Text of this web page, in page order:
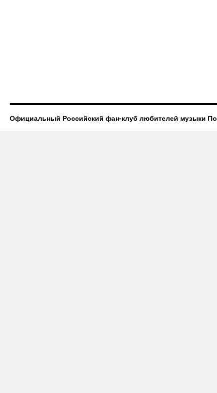
Официальный Российский фан-клуб любителей музыки